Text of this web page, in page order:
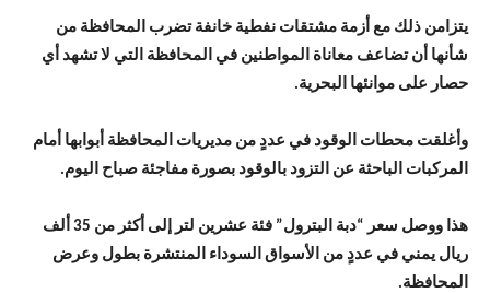
يتزامن ذلك مع أزمة مشتقات نفطية خانفة تضرب المحافظة من
شأنها أن تضاعف معاناة المواطنين في المحافظة التي لا تشهد أي
حصار على موانئها البحرية.
وأغلقت محطات الوقود في عددٍ من مديريات المحافظة أبوابها أمام
المركبات الباحثة عن التزود بالوقود بصورة مفاجئة صباح اليوم.
هذا ووصل سعر “دبة البترول” فئة عشرين لتر إلى أكثر من 35 ألف
ريال يمني في عددٍ من الأسواق السوداء المنتشرة بطول وعرض
المحافظة.